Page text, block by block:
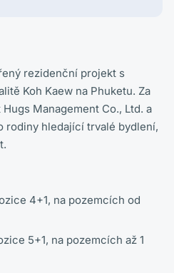
rezidenční projekt s
Koh Kaew na Phuketu. Za
Management Co., Ltd. a
rodiny hledající trvalé bydlení,
4+1, na pozemcích od
5+1, na pozemcích až 1